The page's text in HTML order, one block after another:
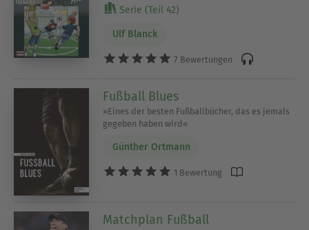
Serie (Teil 42)
Ulf Blanck
7 Bewertungen
Fußball Blues
»Eines der besten Fußballbücher, das es jemals
gegeben haben wird«
Günther Ortmann
1 Bewertung
Matchplan Fußball